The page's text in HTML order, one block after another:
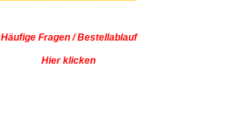
Häufige Fragen / Bestellablauf
Hier klicken